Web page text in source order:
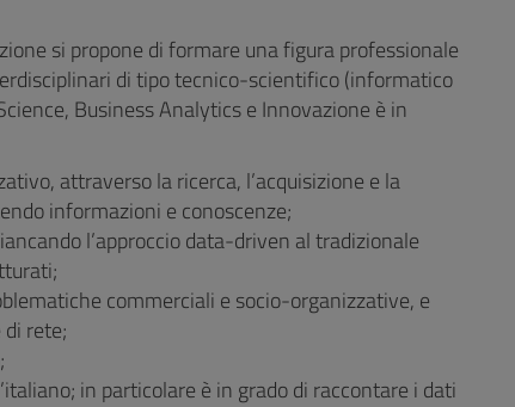
si propone di formare una figura professionale
di tipo tecnico-scientifico (informatico
Business Analytics e Innovazione è in
attraverso la ricerca, l’acquisizione e la
informazioni e conoscenze;
l’approccio data-driven al tradizionale
commerciali e socio-organizzative, e
rete;
in particolare è in grado di raccontare i dati